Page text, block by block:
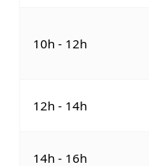
10h - 12h
12h - 14h
14h - 16h